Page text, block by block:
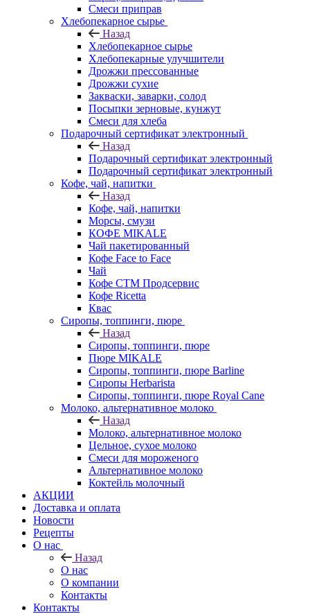
Смеси приправ
Хлебопекарное сырье
Назад
Хлебопекарное сырье
Хлебопекарные улучшители
Дрожжи прессованные
Дрожжи сухие
Закваски, заварки, солод
Посыпки зерновые, кунжут
Смеси для хлеба
Подарочный сертификат электронный
Назад
Подарочный сертификат электронный
Подарочный сертификат электронный
Кофе, чай, напитки
Назад
Кофе, чай, напитки
Морсы, смузи
КОФЕ MIKALE
Чай пакетированный
Кофе Face to Face
Чай
Кофе СТМ Продсервис
Кофе Ricetta
Квас
Сиропы, топпинги, пюре
Назад
Сиропы, топпинги, пюре
Пюре MIKALE
Сиропы, топпинги, пюре Barline
Сиропы Herbarista
Сиропы, топпинги, пюре Royal Cane
Молоко, альтернативное молоко
Назад
Молоко, альтернативное молоко
Цельное, сухое молоко
Смеси для мороженого
Альтернативное молоко
Коктейль молочный
АКЦИИ
Доставка и оплата
Новости
Рецепты
О нас
Назад
О нас
О компании
Контакты
Контакты